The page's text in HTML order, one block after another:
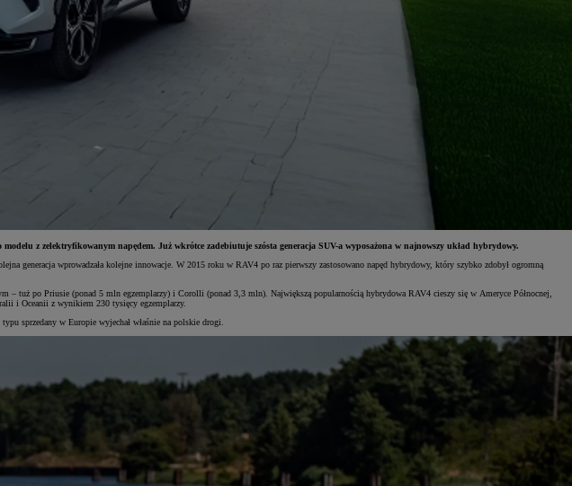
z zelektryfikowanym napędem. Już wkrótce zadebiutuje szósta generacja SUV-a wyposażona w najnowszy układ hybrydowy.
generacja wprowadzała kolejne innowacje. W 2015 roku w RAV4 po raz pierwszy zastosowano napęd hybrydowy, który szybko zdobył ogromną
tuż po Priusie (ponad 5 mln egzemplarzy) i Corolli (ponad 3,3 mln). Największą popularnością hybrydowa RAV4 cieszy się w Ameryce Północnej,
i Oceanii z wynikiem 230 tysięcy egzemplarzy.
sprzedany w Europie wyjechał właśnie na polskie drogi.